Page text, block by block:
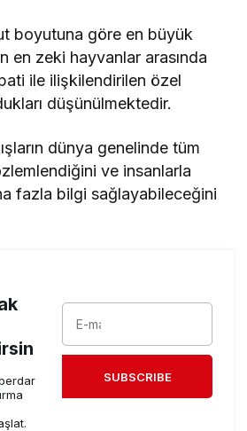
boyutuna göre en büyük
en zeki hayvanlar arasında
ile ilişkilendirilen özel
düşünülmektedir.
dünya genelinde tüm
ve insanlarla
fazla bilgi sağlayabileceğini
SUBSCRIBE